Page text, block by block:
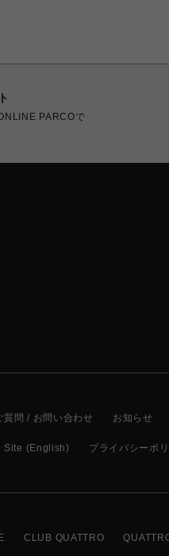
PARCOで
質問 / お問い合わせ お知らせ
Site (English) プライバシーポ
CLUB QUATTRO